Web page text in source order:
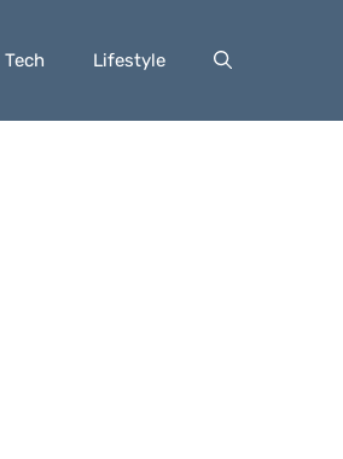
Tech Lifestyle